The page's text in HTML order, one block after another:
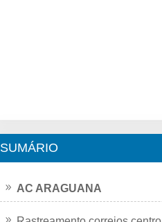
SUMÁRIO
AC ARAGUANA